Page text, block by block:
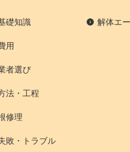
礎知識
用
者選び
法・工程
修理
敗・トラブル
解体エ